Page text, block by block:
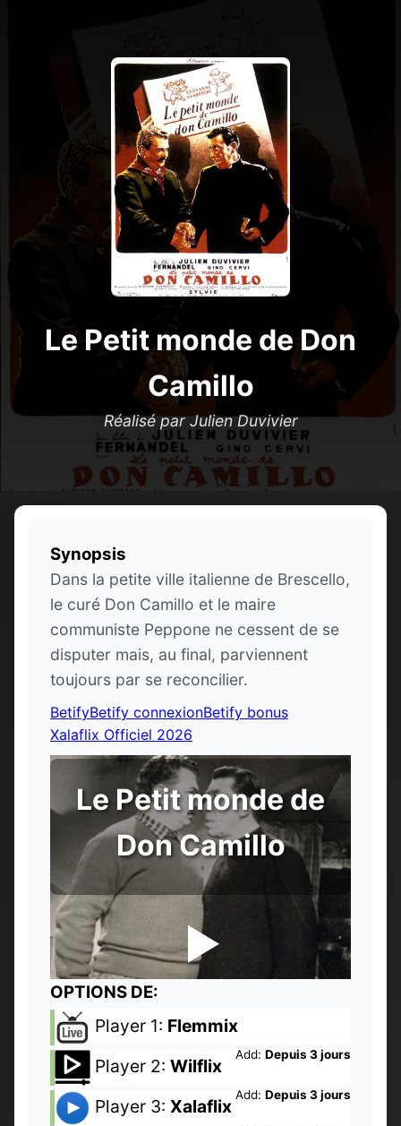
Le Petit monde de Don
Camillo
Réalisé par Julien Duvivier
Synopsis
Dans la petite ville italienne de Brescello,
le curé Don Camillo et le maire
communiste Peppone ne cessent de se
disputer mais, au final, parviennent
toujours par se reconcilier.
BetifyBetify connexionBetify bonus
Xalaflix Officiel 2026
Le Petit monde de
Don Camillo
OPTIONS DE:
Player 1: Flemmix
Add: Depuis 3 jours
Player 2: Wilflix
Add: Depuis 3 jours
Player 3: Xalaflix